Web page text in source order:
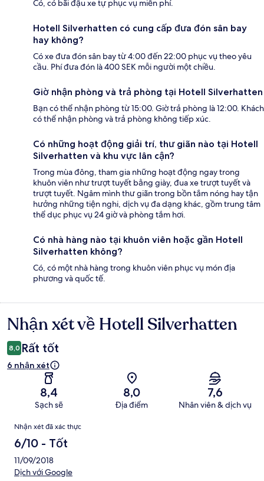
Có, có bãi đậu xe tự phục vụ miễn phí.
Hotell Silverhatten có cung cấp đưa đón sân bay
hay không?
Có xe đưa đón sân bay từ 4:00 đến 22:00 phục vụ theo yêu
cầu. Phí đưa đón là 400 SEK mỗi người một chiều.
Giờ nhận phòng và trả phòng tại Hotell Silverhatten
Bạn có thể nhận phòng từ 15:00. Giờ trả phòng là 12:00. Khách
có thể nhận phòng và trả phòng không tiếp xúc.
Có những hoạt động giải trí, thư giãn nào tại Hotell
Silverhatten và khu vực lân cận?
Trong mùa đông, tham gia những hoạt động ngay trong
khuôn viên như trượt tuyết bằng giày, đua xe trượt tuyết và
trượt tuyết. Ngâm mình thư giãn trong bồn tắm nóng hay tận
hưởng những tiện nghi, dịch vụ đa dạng khác, gồm trung tâm
thể dục phục vụ 24 giờ và phòng tắm hơi.
Có nhà hàng nào tại khuôn viên hoặc gần Hotell
Silverhatten không?
Có, có một nhà hàng trong khuôn viên phục vụ món địa
phương và quốc tế.
Nhận
xét
Nhận xét về Hotell Silverhatten
8,0 Rất tốt
6 nhận xét
8,4
Sạch sẽ
8,0
Địa điểm
7,6
Nhân viên & dịch vụ
Nhận
xét
Nhận xét đã xác thực
6/10 - Tốt
11/09/2018
Dịch với Google